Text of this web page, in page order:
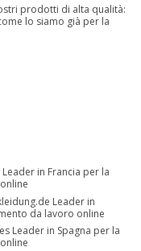
prodotti di alta qualità:
lo siamo già per la
Leader in Francia per la
Leader in
da lavoro online
Leader in Spagna per la